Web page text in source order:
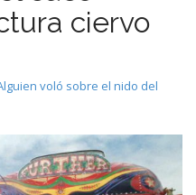
ciervo
voló sobre el nido del